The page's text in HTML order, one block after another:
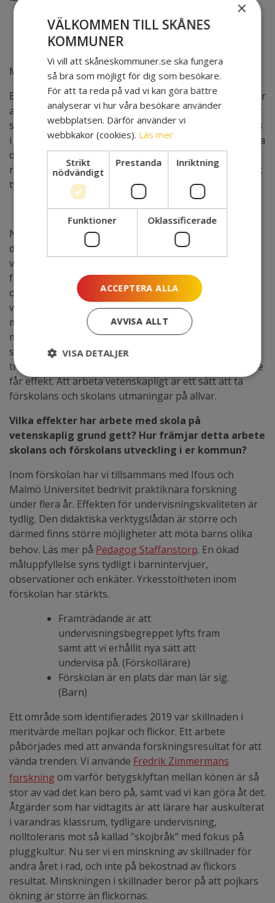
Minska den administrativa
En viktig aspekt av arbetssättet är att man strävar efter
att minska den administrativa bördan i kvalitetsarbetet
så mycket som möjligt. Kunskapsresultat sammanställs
i ”skolblad” på förvaltningen till de enskilda förskolorna
och skolorna. Dialog används framför långa skriftliga
redovisningar. Samtidigt får den politiska ledningen ett
tydligt och korrekt underlag för att fatta beslut.
När utbildningsförvaltningen har kommit överens om
de områden som behöver utvecklas är den
vetenskapliga förankringen mycket viktig. Först och
främst måste antagande om orsaker utredas
ordentligt.
Vad beror detta på?Först när vi vet det kan
vi satsa på rätt insatser. Ibland måste vi tillsammans
med forskare bedriva denna analys, vilket vi beskriver
mer längre fram. Skolor och förskolor är oftast för
snabba med insatser, man vågar inte vila i frågan. Vi
tror att detta kan vara en anledning till att insatser inte
får effekt. Att arbeta vetenskapligt är ett sätt att ta
förskolans och skolans utmaningar på allvar.
Vilka effekter har arbete med skola på
vetenskaplig grund gett? Hur främjar detta arbete
skolans och förskolans utveckling i er kommun?
Inom förskolan har vi tillsammans med Ifous och
Malmö Universitet bedrivit praktiknära forskning
under flera år. Effekten för undervisningskvaliteten är
tydlig. Den didaktiska verktygslådan är större och
därmed finns större möjligheter att möta barns olika
behov. Läs mer på Pedagog Staffanstorp. En ökad
måluppfyllelse syns tydligt i barnintervjuer,
observationer och enkäter. Yrkesstoltheten inom
förskolan har stärkts.
Framträdande är att
undervisningsbegreppet lyfts fram
samt att vi erhållit nya sätt att
undervisa på. (Förskollärare)
Förskolan är en plats där man lär sig.
(Barn)
Ett område som identifierades 2019 var skillnaden i
meritvärde mellan pojkar och flickor. Ett arbete
påbörjades med att använda forskningsresultat för att
vända trenden. Vi använde Fredrik Zimmermans
forskning om varför betygsklyftan mellan könen är så
stor av vad det kan bero på, samt vad vi kan göra åt det.
Åtgärder som har vidtagits är att lärare har auskulterat
i varandras klassrum, tydligare undervisning,
nolltolerans mot så kallad ”skojbråk” med fokus på
pluggkultur. Nu ser vi en minskning av skillnader för
andra året i rad, och inte på bekostnad av flickors
resultat. Minskningen i skillnader beror på att pojkars
ökning är större än flickornas.
×
VÄLKOMMEN TILL SKÅNES
KOMMUNER
Vi vill att skåneskommuner.se ska fungera
så bra som möjligt för dig som besökare.
För att ta reda på vad vi kan göra bättre
analyserar vi hur våra besökare använder
webbplatsen. Därför använder vi
webbkakor (cookies). Läs mer
Strikt
nödvändigt
Prestanda Inriktning
Funktioner Oklassificerade
ACCEPTERA ALLA
AVVISA ALLT
VISA DETALJER